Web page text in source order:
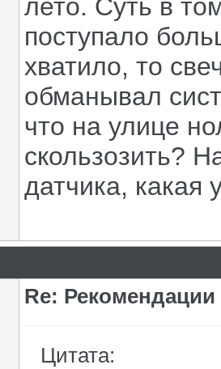
лето. Суть в
поступало
хватило, то
обманывал
что на улице
скользозить?
датчика, какая
Re:
Цитата: